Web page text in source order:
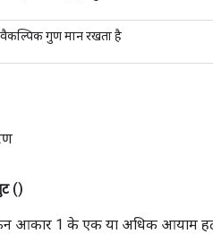
वैकल्पिक गुण मान रखता है
()
आकार 1 के एक या अधिक आयाम